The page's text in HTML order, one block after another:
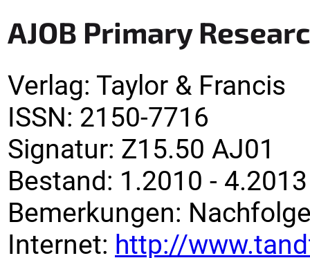
AJOB Primary
Verlag: Taylor & Francis
ISSN: 2150-7716
Signatur: Z15.50 AJ01
Bestand: 1.2010 - 4.2013
Bemerkungen:
Internet: http://